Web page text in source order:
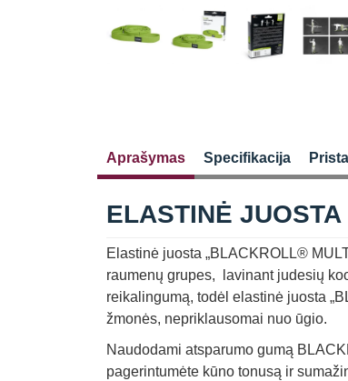
Aprašymas Specifikacija
ELASTINĖ
Elastinė juosta „BLACKROLL®
raumenų grupes, lavinant judesių
reikalingumą, todėl elastinė juosta
žmonės, nepriklausomai nuo ūgio.
Naudodami atsparumo gumą
pagerintumėte kūno tonusą ir